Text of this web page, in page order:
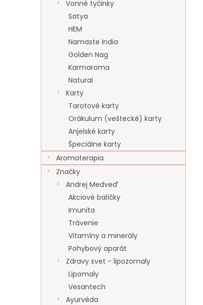
Vonné tyčinky
Satya
HEM
Namaste India
Golden Nag
Karmaroma
Natural
Karty
Tarotové karty
Orákulum (veštecké) karty
Anjelské karty
Špeciálne karty
Aromaterapia
Značky
Andrej Medveď
Akciové balíčky
Imunita
Trávenie
Vitamíny a minerály
Pohybový aparát
Zdravy svet - lipozomaly
Lipomaly
Vesantech
Ayurvéda